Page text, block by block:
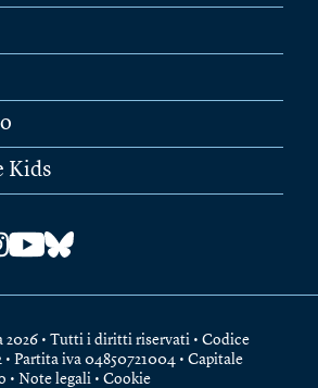
Kids
2026 • Tutti i diritti riservati • Codice
Partita iva 04850721004 • Capitale
• Note legali • Cookie